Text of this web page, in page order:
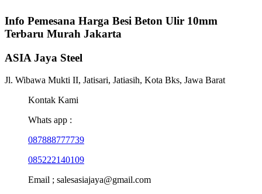
Info Pemesana Harga Besi Beton Ulir 10mm
Terbaru Murah Jakarta
ASIA Jaya Steel
Jl. Wibawa Mukti II, Jatisari, Jatiasih, Kota Bks, Jawa Barat
Kontak Kami
Whats app :
087888777739
085222140109
Email ; salesasiajaya@gmail.com